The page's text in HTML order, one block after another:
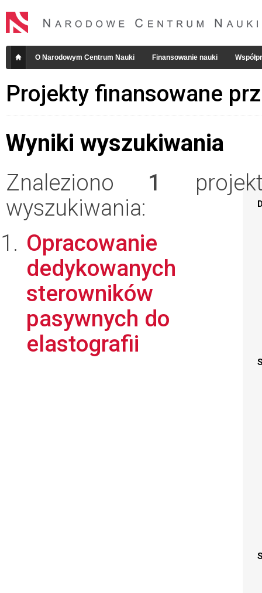
O Narodowym Centrum Nauki Finansowanie nauki
Projekty finansowane
Wyniki wyszukiwania
Znaleziono 1
wyszukiwania:
Opracowanie
dedykowanych
sterowników
pasywnych do
elastografii